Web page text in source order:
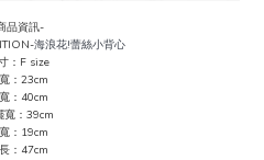
品資訊-
海浪花!蕾絲小背心
：F size
：23cm
：40cm
寬：39cm
：19cm
：47cm